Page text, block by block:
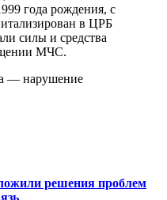
года рождения, с
в ЦРБ
силы и средства
МЧС.
— нарушение
решения проблем